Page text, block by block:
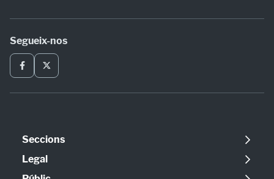
Segueix-nos
Seccions
Política
Opinió
Legal